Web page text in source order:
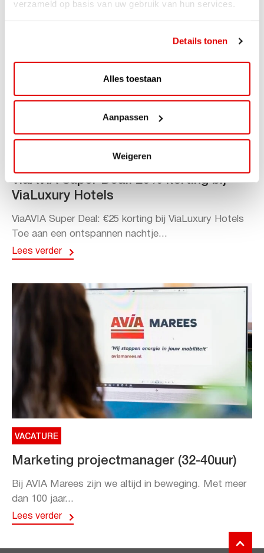
verzameld op basis van uw gebruik van hun services.
Details tonen
Alles toestaan
Aanpassen
Weigeren
ViaAVIA Super Deal: 20% korting bij
ViaLuxury Hotels
ViaAVIA Super Deal: €25 korting bij ViaLuxury Hotels
Toe aan een ontspannen nachtje...
Lees verder
VACATURE
Marketing projectmanager (32-40uur)
Bij AVIA Marees zijn we altijd in beweging. Met meer
dan 100 jaar...
Lees verder